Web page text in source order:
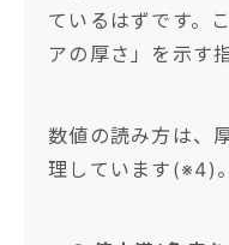
ているはずです。
アの厚さ」を示す
数値の読み方は、
理しています(※4)。